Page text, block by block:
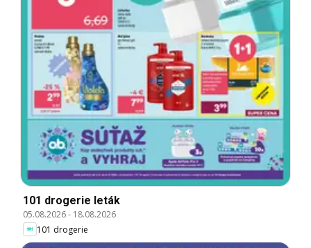
101 drogerie leták
05.08.2026- 18.08.2026
101 drogerie